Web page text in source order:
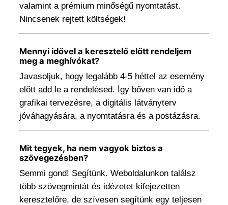
valamint a prémium minőségű nyomtatást.
Nincsenek rejtett költségek!
Mennyi idővel a keresztelő előtt rendeljem
meg a meghívókat?
Javasoljuk, hogy legalább 4-5 héttel az esemény
előtt add le a rendelésed. Így bőven van idő a
grafikai tervezésre, a digitális látványterv
jóváhagyására, a nyomtatásra és a postázásra.
Mit tegyek, ha nem vagyok biztos a
szövegezésben?
Semmi gond! Segítünk. Weboldalunkon találsz
több szövegmintát és idézetet kifejezetten
keresztelőre, de szívesen segítünk egy teljesen